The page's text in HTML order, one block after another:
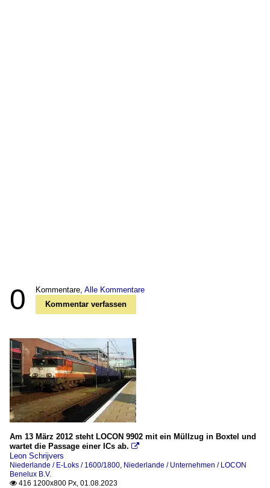
0 Kommentare, Alle Kommentare
Kommentar verfassen
Am 13 März 2012 steht LOCON 9902 mit ein Müllzug in Boxtel und
wartet die Passage einer ICs ab. 
Leon Schrijvers
Niederlande / E-Loks / 1600/1800, Niederlande / Unternehmen / LOCON
Benelux B.V.
 416 1200x800 Px, 01.08.2023